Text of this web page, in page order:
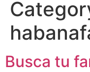
Busca tu